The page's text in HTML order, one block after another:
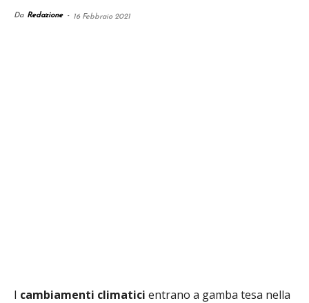
Da Redazione - 16 Febbraio 2021
I cambiamenti climatici entrano a gamba tesa nella